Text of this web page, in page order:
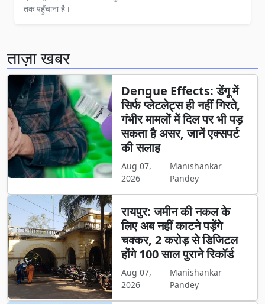
तक पहुँचाना है।
ताज़ा खबर
Dengue Effects: डेंगू में
सिर्फ प्लेटलेट्स ही नहीं गिरते,
गंभीर मामलों में दिल पर भी पड़
सकता है असर, जानें एक्सपर्ट
की सलाह
Aug 07,
2026
Manishankar
Pandey
रायपुर: जमीन की नकल के
लिए अब नहीं काटने पड़ेंगे
चक्कर, 2 करोड़ से डिजिटल
होंगे 100 साल पुराने रिकॉर्ड
Aug 07,
2026
Manishankar
Pandey